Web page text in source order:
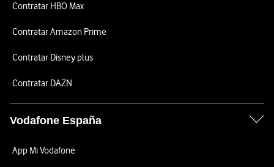
Contratar HBO Max
Contratar Amazon Prime
Contratar Disney plus
Contratar DAZN
Vodafone España
App Mi Vodafone